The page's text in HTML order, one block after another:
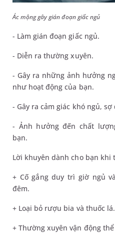
Ác mộng gây gián đoạn giấc ngủ
- Làm gián đoạn giấc ngủ.
- Diễn ra thường xuyên.
- Gây ra những ảnh hưởng
như hoạt động của bạn.
- Gây ra cảm giác khó ngủ, sợ
- Ảnh hưởng đến chất
bạn.
Lời khuyên dành cho bạn khi
+ Cố gắng duy trì giờ ngủ
đêm.
+ Loại bỏ rượu bia và thuốc lá.
+ Thường xuyên vận động